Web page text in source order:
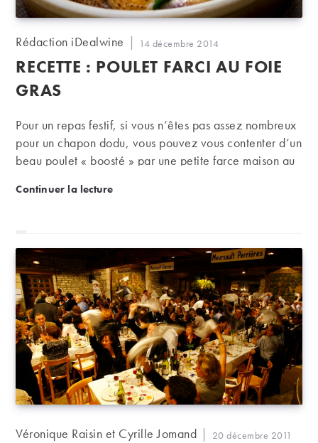
Auteur/autrice
la
publication :
Rédaction iDealwine
Publication
publiée :
14 décembre 2014
RECETTE : POULET FARCI AU FOIE
GRAS
Pour un repas festif, si vous n’êtes pas assez nombreux
pour un chapon dodu, vous pouvez vous contenter d’un
beau poulet « boosté » par une petite farce maison au
bien sûr !
Continuer la lectureRecette : poulet farci au foie gras
Auteur/autrice
Véronique Raisin et Cyrille Jomand
Publication
20 décembre 2011